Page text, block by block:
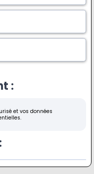
:
et vos données